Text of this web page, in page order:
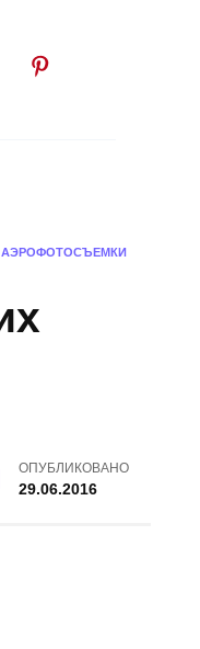
АЭРОФОТОСЪЕМКИ
ОПУБЛИКОВАНО
29.06.2016